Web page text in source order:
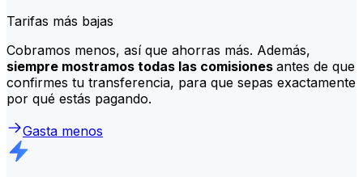
Tarifas más bajas
Cobramos menos, así que ahorras más. Además,
siempre mostramos todas las comisiones antes de que
confirmes tu transferencia, para que sepas exactamente
por qué estás pagando.
Gasta menos